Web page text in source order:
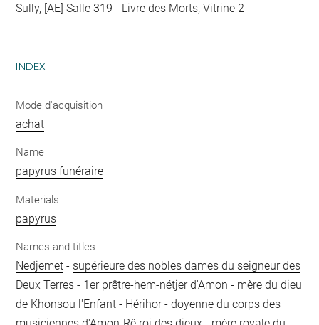
Sully, [AE] Salle 319 - Livre des Morts, Vitrine 2
INDEX
Mode d'acquisition
achat
Name
papyrus funéraire
Materials
papyrus
Names and titles
Nedjemet - supérieure des nobles dames du seigneur des
Deux Terres - 1er prêtre-hem-nétjer d'Amon - mère du dieu
de Khonsou l'Enfant - Hérihor-doyenne du corps des